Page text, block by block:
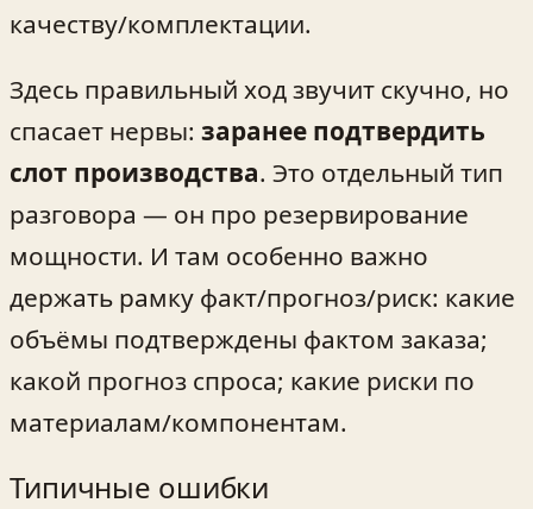
качеству/комплектации.
Здесь правильный ход звучит скучно, но
спасает нервы: заранее подтвердить
слот производства. Это отдельный тип
разговора — он про резервирование
мощности. И там особенно важно
держать рамку факт/прогноз/риск: какие
объёмы подтверждены фактом заказа;
какой прогноз спроса; какие риски по
материалам/компонентам.
Типичные ошибки